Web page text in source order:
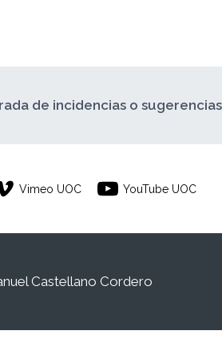
de incidencias o sugerencias
Vimeo UOC YouTube UOC
Castellano Cordero